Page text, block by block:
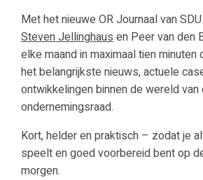
Met het nieuwe OR Journaal van
Steven Jellinghausen Peer van den
elke maand in maximaal tien
het belangrijkste nieuws, actuele
ontwikkelingen binnen de wereld van
ondernemingsraad.
Kort, helder en praktisch – zodat je
speelt en goed voorbereid bent op
morgen.